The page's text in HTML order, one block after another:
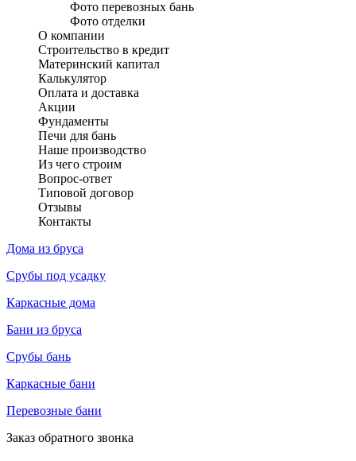
Фото перевозных бань
Фото отделки
О компании
Строительство в кредит
Материнский капитал
Калькулятор
Оплата и доставка
Акции
Фундаменты
Печи для бань
Наше производство
Из чего строим
Вопрос-ответ
Типовой договор
Отзывы
Контакты
Дома из бруса
Срубы под усадку
Каркасные дома
Бани из бруса
Срубы бань
Каркасные бани
Перевозные бани
Заказ обратного звонка